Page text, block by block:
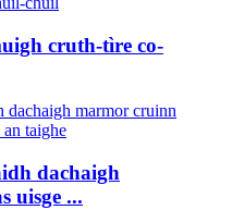
cruth-tìre co-
dachaigh
uisge ...